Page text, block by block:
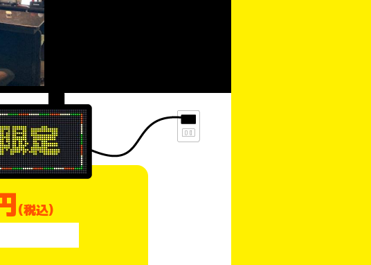
(税込)